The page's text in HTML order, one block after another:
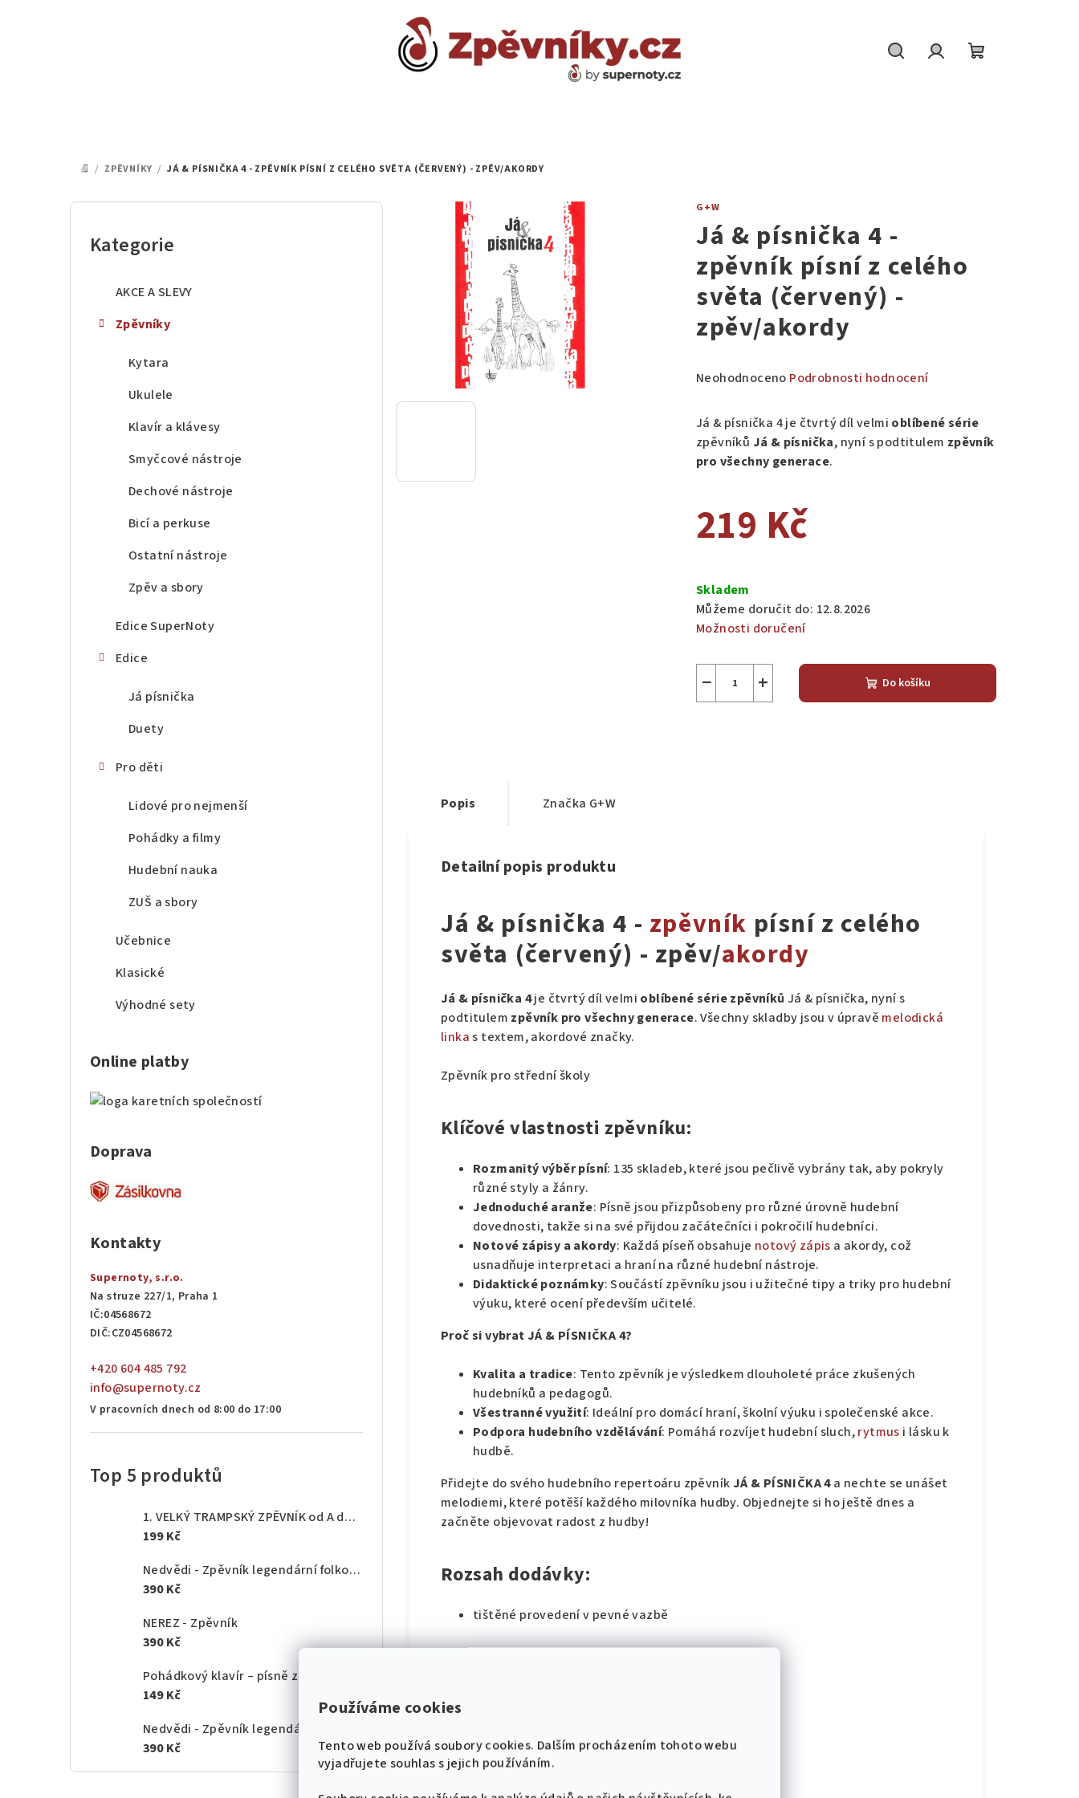
Používáme cookies
Tento web používá soubory cookies. Dalším procházením tohoto webu
vyjadřujete souhlas s jejich používáním.
DOMŮ
/ ZPĚVNÍKY / JÁ & PÍSNIČKA 4 - ZPĚVNÍK PÍSNÍ Z CELÉHO SVĚTA (ČERVENÝ) - ZPĚV/AKORDY
P
Přeskočit
Kategorie
AKCE A SLEVY
Zpěvníky
Kytara
Ukulele
Klavír a klávesy
Smyčcové nástroje
Dechové nástroje
Bicí a perkuse
Ostatní nástroje
Zpěv a sbory
Edice SuperNoty
Edice
Já písnička
Duety
Pro děti
Lidové pro nejmenší
Pohádky a filmy
Hudební nauka
ZUŠ a sbory
Učebnice
Klasické
Výhodné sety
Online platby
Doprava
Kontakty
Supernoty, s.r.o.
Na struze 227/1, Praha 1
IČ:04568672
DIČ:CZ04568672
+420 604 485 792
info@supernoty.cz
V pracovních dnech od 8:00 do 17:00
Top 5 produktů
1. VELKÝ TRAMPSKÝ ZPĚVNÍK od A do Z - texty akordy
199 Kč
Nedvědi - Zpěvník legendární folkové rodiny - 1.díl
390 Kč
NEREZ - Zpěvník
390 Kč
149 Kč
390 Kč
G+W
Já & písnička 4 -
zpěvník písní z celého
světa (červený) -
zpěv/akordy
Průměrné
produktu
0,0
z
hvězdiček.
Neohodnoceno Podrobnosti hodnocení
Já & písnička 4 je čtvrtý díl velmi oblíbené série
zpěvníků Já & písnička, nyní s podtitulem zpěvník
pro všechny generace.
219 Kč
cena:
Skladem
Můžeme doručit do: 12.8.2026
Možnosti doručení
+
− Do košíku
Popis Značka G+W
Detailní popis produktu
Já & písnička 4 - zpěvník písní z celého
světa (červený) - zpěv/akordy
Já & písnička 4je čtvrtý díl velmi oblíbenésériezpěvníků Já & písnička, nyní s
podtitulem zpěvník pro všechny generace. Všechny skladby jsou v úpravě melodická
linkas textem, akordové značky.
Zpěvník pro střední školy
Klíčové vlastnosti zpěvníku:
Rozmanitý výběr písní: 135 skladeb, které jsou pečlivě vybrány tak, aby pokryly
různé styly a žánry.
Jednoduché aranže: Písně jsou přizpůsobeny pro různé úrovně hudební
dovednosti, takže si na své přijdou začátečníci i pokročilí hudebníci.
Notové zápisy a akordy: Každá píseň obsahuje notový zápis a akordy, což
usnadňuje interpretaci a hraní na různé hudební nástroje.
Didaktické poznámky: Součástí zpěvníku jsou i užitečné tipy a triky pro hudební
výuku, které ocení především učitelé.
Proč si vybrat JÁ & PÍSNIČKA 4?
Kvalita a tradice: Tento zpěvník je výsledkem dlouholeté práce zkušených
hudebníků a pedagogů.
Všestranné využití: Ideální pro domácí hraní, školní výuku i společenské akce.
Podpora hudebního vzdělávání: Pomáhá rozvíjet hudební sluch,rytmus i lásku k
hudbě.
Přidejte do svého hudebního repertoáru zpěvník JÁ & PÍSNIČKA 4a nechte se unášet
melodiemi, které potěší každého milovníka hudby. Objednejte si ho ještě dnes a
začněte objevovat radost z hudby!
Rozsah dodávky:
tištěné provedení v pevné vazbě
Další díly ze série tohoto populárního zpěvníku
Já & písnička 1
stejnou notu! 🎸
Nové zpěvníky, noty a akce přímo do tvého